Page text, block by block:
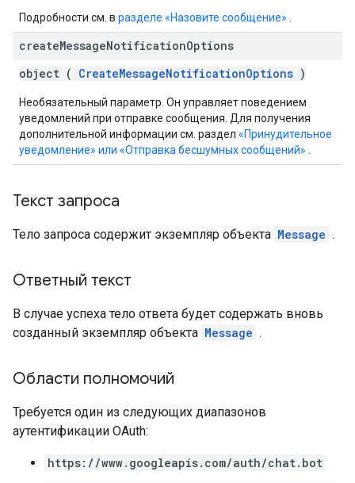
Подробности см. в разделе «Назовите сообщение»
createMessageNotificationOptions
object ( CreateMessageNotificationOptions )
Необязательный параметр. Он управляет поведением
уведомлений при отправке сообщения. Для получения
дополнительной информации см. раздел «Принудительное
уведомление» или «Отправка бесшумных сообщений»
Текст запроса
Тело запроса содержит экземпляр объекта Message .
Ответный текст
В случае успеха тело ответа будет содержать вновь
созданный экземпляр объекта Message .
Области полномочий
Требуется один из следующих диапазонов
аутентификации OAuth:
https://www.googleapis.com/auth/chat.bot